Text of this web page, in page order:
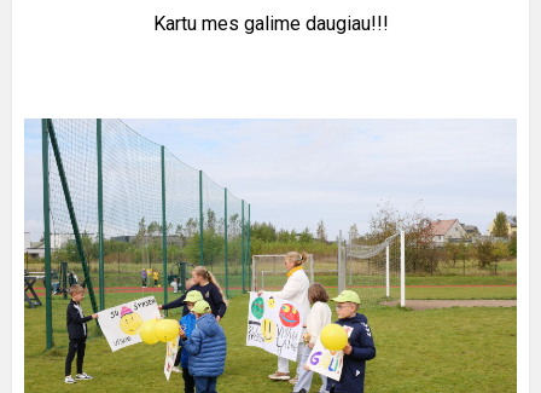
Kartu mes galime daugiau!!!